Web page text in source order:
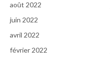
août 2022
juin 2022
avril 2022
février 2022